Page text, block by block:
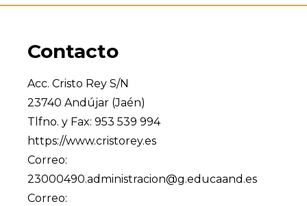
Contacto
Acc. Cristo Rey S/N
23740 Andújar (Jaén)
Tlfno. y Fax: 953 539 994
https://www.cristorey.es
Correo:
23000490.administracion@g.educaand.es
Correo: